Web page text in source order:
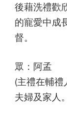
後藉洗禮歡
的寵愛中成
督。
眾：阿孟
(主禮在輔
夫婦及家人